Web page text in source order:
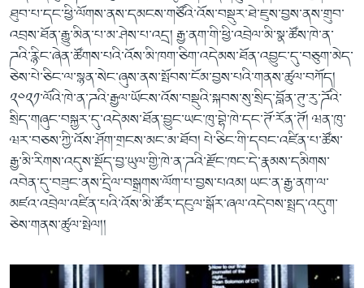
ཐུབ་པ་དང་ཕྱི་ལོགས་ནས་དམངས་གཙོའི་འོས་བསྡུར་ཐེ་ཇུས་བྱས་ནས་གྲུབ་
འབྲས་ཐོན་རྒྱུ་མིན་པ་མ་ཤེས་པ་འདྲ། རྒྱ་ནག་གི་ཕྱི་འབྲེལ་མི་སྣ་ཚོས་ཁེ་ན་
ཌའི་རྙིང་ཞེན་ཚོགས་པའི་འོས་མི་ཁག་ཅིག་འདེམས་ཐོན་འབྱུང་དུ་བཅུག་མེད་
ཅེས་པེ་ཅིང་ལ་སྙན་སེང་ཞུས་ནས་སྤོབས་ངོམ་བྱས་པའི་གནས་ཚུལ་བཀོད།
༢༠༢༡་ལོའི་ཁེ་ན་ཌའི་རྒྱལ་ཡོངས་འོས་བསྡུའི་སྐབས་སུ་སྲིད་བློན་ཊུ་རུ་ཌོའི་
སྲིད་གཞུང་བསྐྱར་དུ་འདེམས་ཐོན་བྱུང་ཡང་ཁུ་བྷེ་ཁེ་དང་ཊོ་རོན་ཊོ། ཝན་ཁུ་
ཝར་བཅས་ཀྱི་འོས་ཤོག་གྲངས་མང་མ་ཐོབ། པེ་ཅིང་གི་དབང་འཛིན་པ་ཚོས་
རྒྱ་མི་རིགས་འདུས་སྡོད་བྱ་ཡུལ་གྱི་ཁེ་ན་ཌའི་རྫོང་ཁང་དེ་རྣམས་དམིགས་
འབེན་དུ་བཟུང་ནས་དྲིལ་བསྒྲགས་ལོག་པ་བྱས་པའམ། ཡང་ན་རྒྱ་ནག་ལ་
མཛའ་འབྲེལ་འཛིན་པའི་འོས་མི་ཚོར་དངུལ་སྒོར་ཞལ་འདེབས་སྤྲད་འདུག་
ཅེས་གནས་ཚུལ་སྤེལ།།